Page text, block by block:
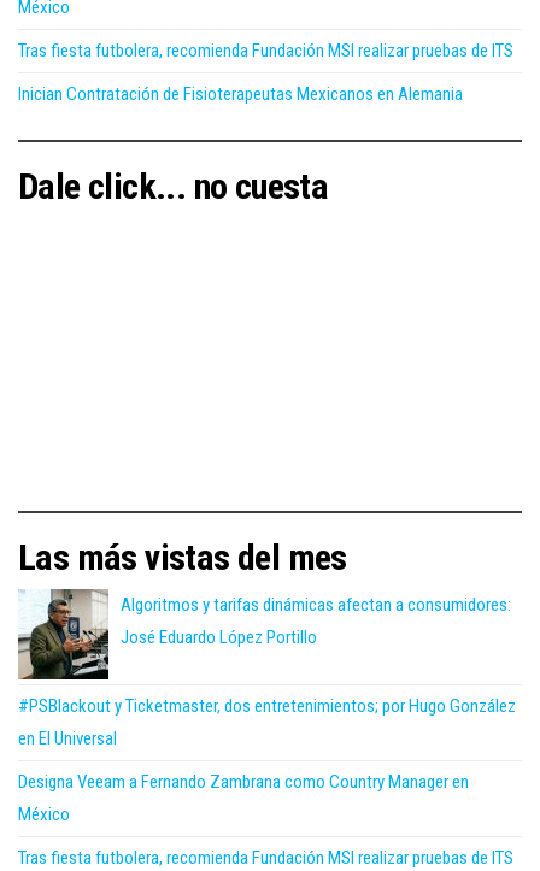
México
Tras fiesta futbolera, recomienda Fundación MSI realizar pruebas de ITS
Inician Contratación de Fisioterapeutas Mexicanos en Alemania
Dale click... no cuesta
Las más vistas del mes
Algoritmos y tarifas dinámicas afectan a consumidores:
José Eduardo López Portillo
#PSBlackout y Ticketmaster, dos entretenimientos; por Hugo González
en El Universal
Designa Veeam a Fernando Zambrana como Country Manager en
México
Tras fiesta futbolera, recomienda Fundación MSI realizar pruebas de ITS